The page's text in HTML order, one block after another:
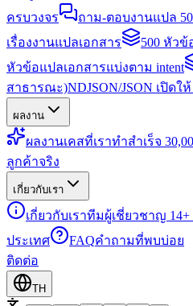
ครบวงจร
ถาม-ตอบงานแปล
เรื่องงานแปลเอกสาร
500 หัว
หัวข้อแปลเอกสารแบ่งตาม intent
สาธารณะ)NDJSON/JSON เปิด
ผลงาน
ผลงานเคสที่เราทำสำเร็จ
ลูกค้าจริง
เกี่ยวกับเรา
เกี่ยวกับเราทีมผู้เชี่ยวชาญ 14+
ประเทศ
FAQคำถามที่พบบ่อย
ติดต่อ
TH